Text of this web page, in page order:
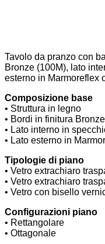
Tavolo da pranzo con
Bronze (100M), lato
esterno in Marmoreflex
Composizione base
• Struttura in legno
• Bordi in finitura
• Lato interno in
• Lato esterno in
Tipologie di piano
• Vetro extrachiaro
• Vetro extrachiaro
• Vetro con bisello
Configurazioni piano
• Rettangolare
• Ottagonale